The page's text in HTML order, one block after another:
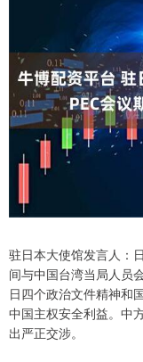
驻日本大使馆发言人：
间与中国台湾当局人员
日四个政治文件精神和
中国主权安全利益。中
出严正交涉。